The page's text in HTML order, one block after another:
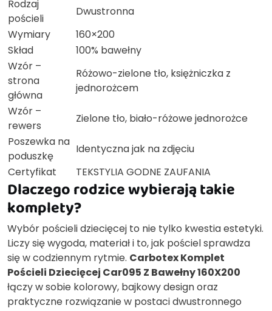
Rodzaj
pościeli
Dwustronna
Wymiary
160×200
Skład
100% bawełny
Wzór –
strona
główna
Różowo-zielone tło, księżniczka z
jednorożcem
Wzór –
rewers
Zielone tło, biało-różowe jednorożce
Poszewka na
poduszkę
Identyczna jak na zdjęciu
Certyfikat
TEKSTYLIA GODNE ZAUFANIA
Dlaczego rodzice wybierają takie
komplety?
Wybór pościeli dziecięcej to nie tylko kwestia estetyki.
Liczy się wygoda, materiał i to, jak pościel sprawdza
się w codziennym rytmie. Carbotex Komplet
Pościeli Dziecięcej Car095 Z Bawełny 160X200
łączy w sobie kolorowy, bajkowy design oraz
praktyczne rozwiązanie w postaci dwustronnego